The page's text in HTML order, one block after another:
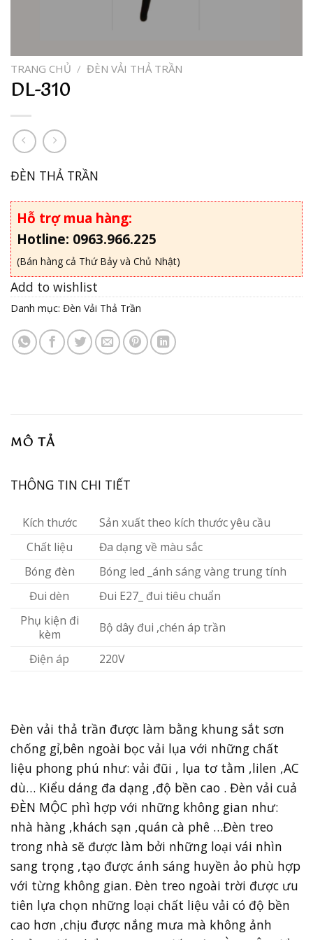
TRANG CHỦ / ĐÈN VẢI THẢ TRẦN
DL-310
ĐÈN THẢ TRẦN
Hỗ trợ mua hàng:
Hotline: 0963.966.225
(Bán hàng cả Thứ Bảy và Chủ Nhật)
Add to wishlist
Danh mục: Đèn Vải Thả Trần
MÔ TẢ
THÔNG TIN CHI TIẾT
Kích thước
Sản xuất theo kích thước yêu cầu
Chất liệu
Đa dạng về màu sắc
Bóng đèn
Bóng led _ánh sáng vàng trung tính
Đui dèn
Đui E27_ đui tiêu chuẩn
Phụ kiện đi
kèm
Bộ dây đui ,chén áp trần
Điện áp 220V
Đèn vải thả trần được làm bằng khung sắt sơn
chống gỉ,bên ngoài bọc vải lụa với những chất
liệu phong phú như: vải đũi , lụa tơ tằm ,lilen ,AC
dù… Kiểu dáng đa dạng ,độ bền cao . Đèn vải cuả
ĐÈN MỘC phì hợp với những không gian như:
nhà hàng ,khách sạn ,quán cà phê …Đèn treo
trong nhà sẽ được làm bởi những loại vái nhìn
sang trọng ,tạo được ánh sáng huyền ảo phù hợp
với từng không gian. Đèn treo ngoài trời được ưu
tiên lựa chọn những loại chất liệu vải có độ bền
cao hơn ,chịu được nắng mưa mà không ảnh